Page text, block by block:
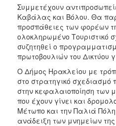
ΑΝΘΕΚΤΙΚΗ
ΠΟΛΗ
Συμμετέχουν
Καβάλας και Βόλου. Θα
προσπάθειες των φορέων
ολοκληρωμένο Τουριστικό
συζητηθεί ο
πρωτοβουλιών του Δικτύου
Ο Δήμος Ηρακλείου με
στο στρατηγικό σχεδιασμό
στην κεφαλαιοποίηση
που έχουν γίνει και
Μέτωπο και την Παλιά
ανάδειξη των μνημείων